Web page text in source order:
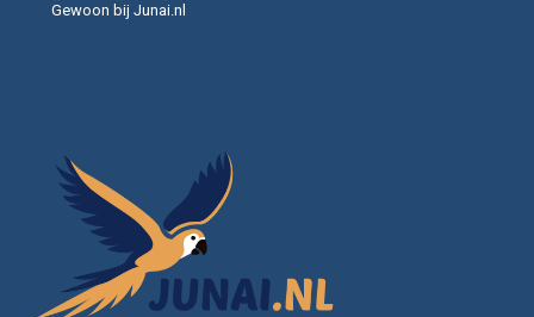
Gewoon bij Junai.nl